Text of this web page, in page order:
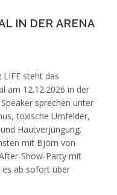
IN DER ARENA
LIFE steht das
am 12.12.2026 in der
sprechen unter
toxische Umfelder,
Hautverjüngung.
mit Björn von
Show-Party mit
es ab sofort über